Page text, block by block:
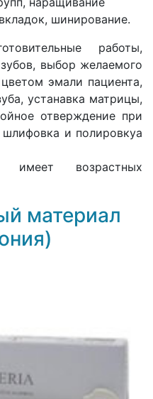
шинирование.
работы,
выбор желаемого
эмали пациента,
устанавка матрицы,
отверждение при
и полировкуа
возрастных
материал